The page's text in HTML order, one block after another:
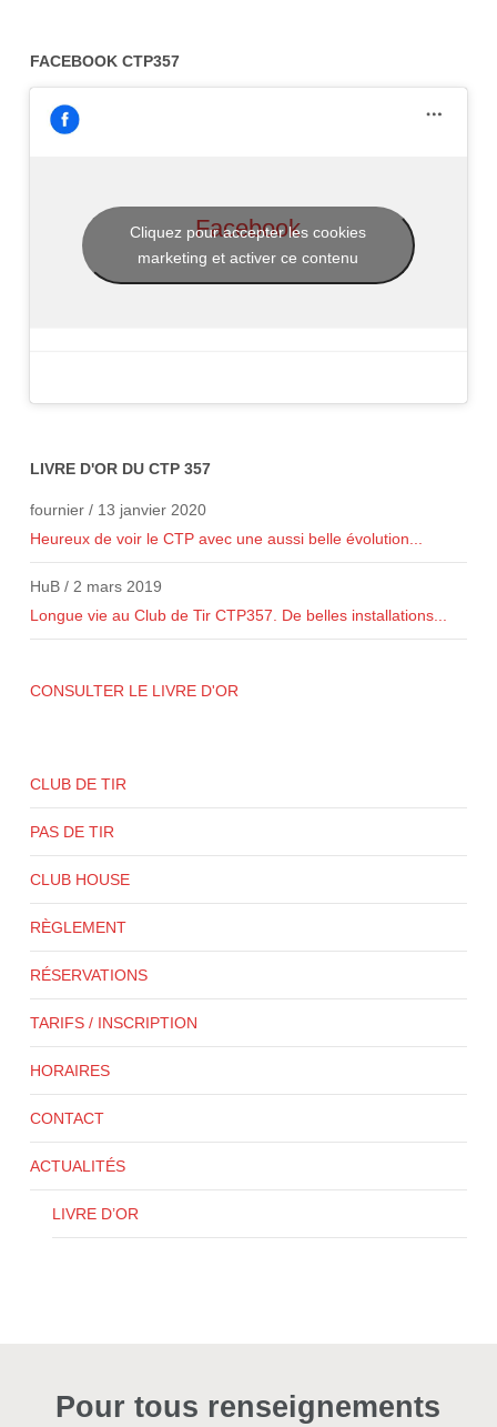
FACEBOOK CTP357
Facebook
Cliquez pour accepter les cookies
marketing et activer ce contenu
LIVRE D'OR DU CTP 357
fournier/ 13 janvier 2020
Heureux de voir le CTP avec une aussi belle évolution...
HuB/ 2 mars 2019
Longue vie au Club de Tir CTP357. De belles installations...
CONSULTER LE LIVRE D'OR
CLUB DE TIR
PAS DE TIR
CLUB HOUSE
RÈGLEMENT
RÉSERVATIONS
TARIFS / INSCRIPTION
HORAIRES
CONTACT
ACTUALITÉS
LIVRE D’OR
Pour tous renseignements